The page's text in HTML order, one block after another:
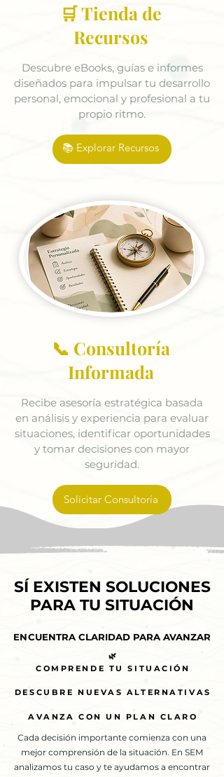
🛒 Tienda de
Recursos
Descubre eBooks, guías e informes
diseñados para impulsar tu desarrollo
personal, emocional y profesional a tu
propio ritmo.
📚 Explorar Recursos
📞 Consultoría
Informada
Recibe asesoría estratégica basada
en análisis y experiencia para evaluar
situaciones, identificar oportunidades
y tomar decisiones con mayor
seguridad.
Solicitar Consultoría
SÍ EXISTEN SOLUCIONES
PARA TU SITUACIÓN
SÍ EXISTEN SOLUCIONES
PARA TU SITUACIÓN
ENCUENTRA CLARIDAD PARA AVANZAR
ENCUENTRA CLARIDAD PARA AVANZAR
🌿
COMPRENDE TU SITUACIÓN
DESCUBRE NUEVAS ALTERNATIVAS
AVANZA CON UN PLAN CLARO
🌿
COMPRENDE TU SITUACIÓN
DESCUBRE NUEVAS ALTERNATIVAS
AVANZA CON UN PLAN CLARO
Cada decisión importante comienza con una
mejor comprensión de la situación. En SEM
analizamos tu caso y te ayudamos a encontrar